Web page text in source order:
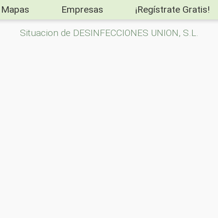
Mapas Empresas ¡Regístrate Gratis!
Situacion de DESINFECCIONES UNION, S.L.